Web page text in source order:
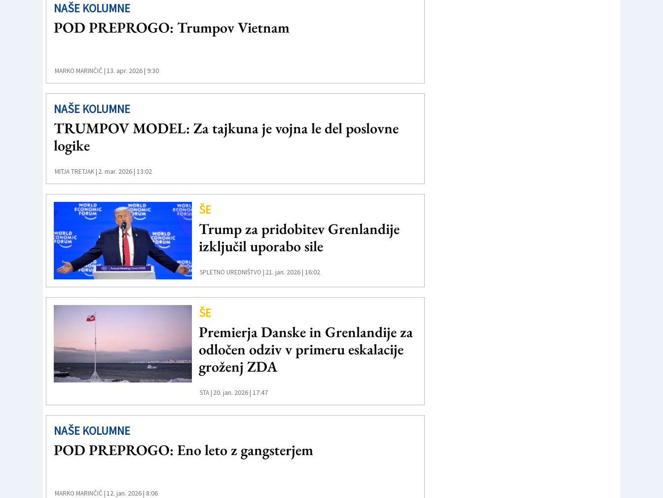
NAŠE KOLUMNE
POD PREPROGO: Trumpov Vietnam
MARKO MARINČIČ |13. apr. 2026 | 9:30
NAŠE KOLUMNE
TRUMPOV MODEL: Za tajkuna je vojna le del poslovne
logike
MITJA TRETJAK | 2. mar. 2026 | 13:02
ŠE
Trump za pridobitev Grenlandije
izključil uporabo sile
SPLETNO UREDNIŠTVO | 21. jan. 2026 | 16:02
ŠE
Premierja Danske in Grenlandije za
odločen odziv v primeru eskalacije
groženj ZDA
STA | 20. jan. 2026 | 17:47
NAŠE KOLUMNE
POD PREPROGO: Eno leto z gangsterjem
MARKO MARINČIČ |12. jan. 2026 | 8:06